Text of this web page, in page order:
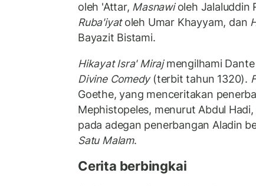
oleh 'Attar, Masnawioleh Jalaluddin
Ruba'iyatoleh Umar Khayyam, dan
Bayazit Bistami.
Hikayat Isra' Mirajmengilhami
Divine Comedy(terbit tahun 1320).
Goethe, yang menceritakan
Mephistopeles, menurut Abdul
pada adegan penerbangan Aladin
Satu Malam.
Cerita berbingkai